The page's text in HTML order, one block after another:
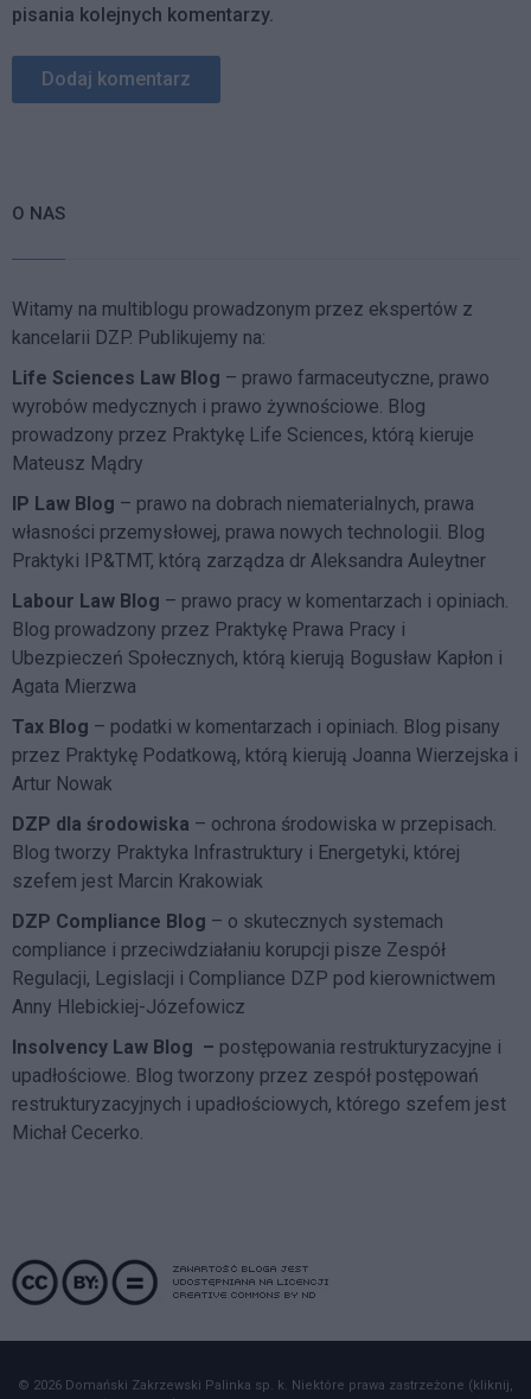
pisania kolejnych komentarzy.
O NAS
Witamy na multiblogu prowadzonym przez ekspertów z
kancelarii DZP. Publikujemy na:
Life Sciences Law Blog – prawo farmaceutyczne, prawo
wyrobów medycznych i prawo żywnościowe. Blog
prowadzony przez Praktykę Life Sciences, którą kieruje
Mateusz Mądry
IP Law Blog – prawo na dobrach niematerialnych, prawa
własności przemysłowej, prawa nowych technologii. Blog
Praktyki IP&TMT, którą zarządza dr Aleksandra Auleytner
Labour Law Blog – prawo pracy w komentarzach i opiniach.
Blog prowadzony przez Praktykę Prawa Pracy i
Ubezpieczeń Społecznych, którą kierują Bogusław Kapłon i
Agata Mierzwa
Tax Blog – podatki w komentarzach i opiniach. Blog pisany
przez Praktykę Podatkową, którą kierują Joanna Wierzejska i
Artur Nowak
DZP dla środowiska – ochrona środowiska w przepisach.
Blog tworzy Praktyka Infrastruktury i Energetyki, której
szefem jest Marcin Krakowiak
DZP Compliance Blog – o skutecznych systemach
compliance i przeciwdziałaniu korupcji pisze Zespół
Regulacji, Legislacji i Compliance DZP pod kierownictwem
Anny Hlebickiej-Józefowicz
Insolvency Law Blog – postępowania restrukturyzacyjne i
upadłościowe. Blog tworzony przez zespół postępowań
restrukturyzacyjnych i upadłościowych, którego szefem jest
Michał Cecerko.
© 2026 Domański Zakrzewski Palinka sp. k. Niektóre prawa zastrzeżone (kliknij,